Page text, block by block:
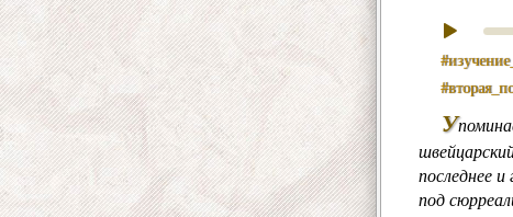
У
последнее и
под